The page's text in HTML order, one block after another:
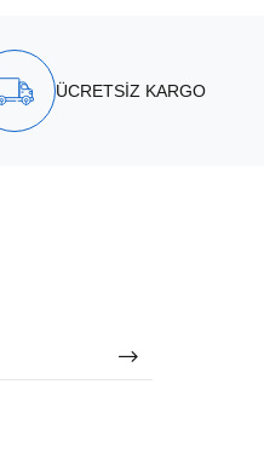
ÜCRETSİZ KARGO